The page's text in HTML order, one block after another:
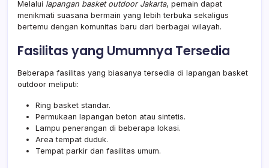
Melalui lapangan basket outdoor Jakarta, pemain dapat
menikmati suasana bermain yang lebih terbuka sekaligus
bertemu dengan komunitas baru dari berbagai wilayah.
Fasilitas yang Umumnya Tersedia
Beberapa fasilitas yang biasanya tersedia di lapangan basket
outdoor meliputi:
Ring basket standar.
Permukaan lapangan beton atau sintetis.
Lampu penerangan di beberapa lokasi.
Area tempat duduk.
Tempat parkir dan fasilitas umum.